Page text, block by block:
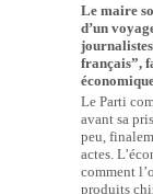
Le maire
d’un
français”,
Le Parti
avant sa
peu,
actes.
comment
produits